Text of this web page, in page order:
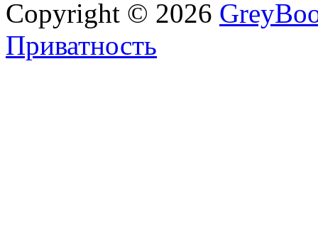
Copyright © 2026
Приватность